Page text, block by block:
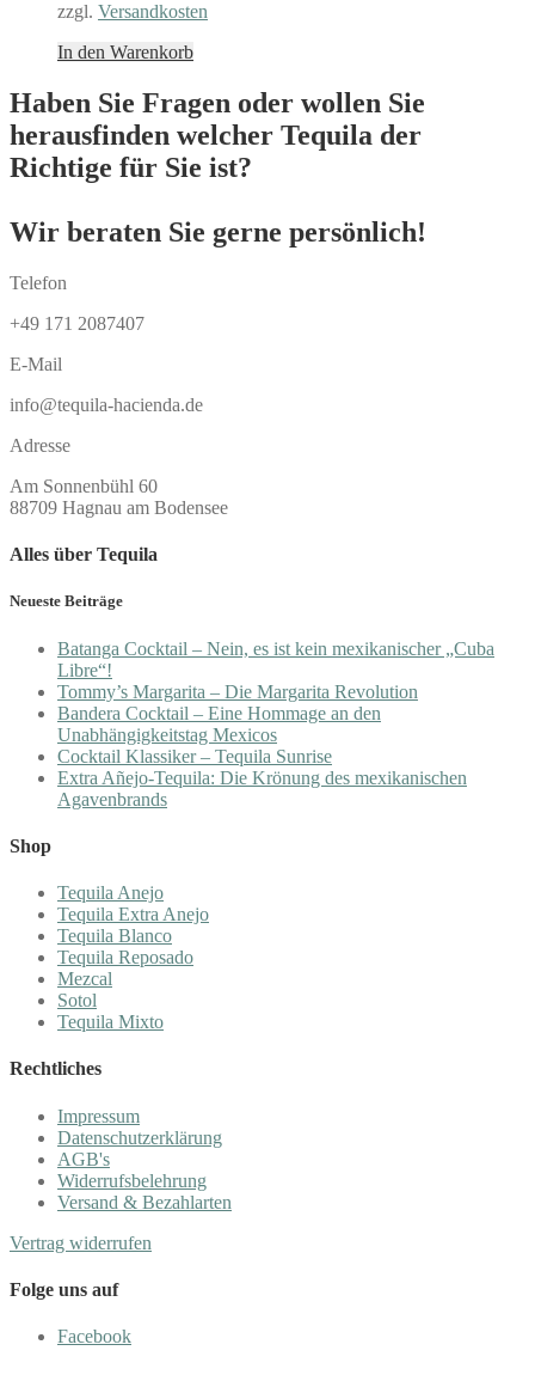
zzgl. Versandkosten
In den Warenkorb
Haben Sie Fragen oder wollen Sie
herausfinden welcher Tequila der
Richtige für Sie ist?
Wir beraten Sie gerne persönlich!
Telefon
+49 171 2087407
E-Mail
info@tequila-hacienda.de
Adresse
Am Sonnenbühl 60
88709 Hagnau am Bodensee
Alles über Tequila
Neueste Beiträge
Batanga Cocktail – Nein, es ist kein mexikanischer „Cuba
Libre“!
Tommy’s Margarita – Die Margarita Revolution
Bandera Cocktail – Eine Hommage an den
Unabhängigkeitstag Mexicos
Cocktail Klassiker – Tequila Sunrise
Extra Añejo-Tequila: Die Krönung des mexikanischen
Agavenbrands
Shop
Tequila Anejo
Tequila Extra Anejo
Tequila Blanco
Tequila Reposado
Mezcal
Sotol
Tequila Mixto
Rechtliches
Impressum
Datenschutzerklärung
AGB's
Widerrufsbelehrung
Versand & Bezahlarten
Vertrag widerrufen
Folge uns auf
Facebook